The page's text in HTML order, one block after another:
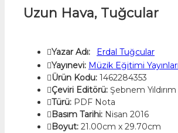
Uzun Hava, Tuğcular
Yazar Adı:
Erdal Tuğcular
Yayınevi: Müzik Eğitimi Yayınları
Ürün Kodu: 1462284353
Çeviri Editörü: Şebnem
Türü: PDF Nota
Basım Tarihi: Nisan 2016
Boyut: 21.00cm x 29.70cm